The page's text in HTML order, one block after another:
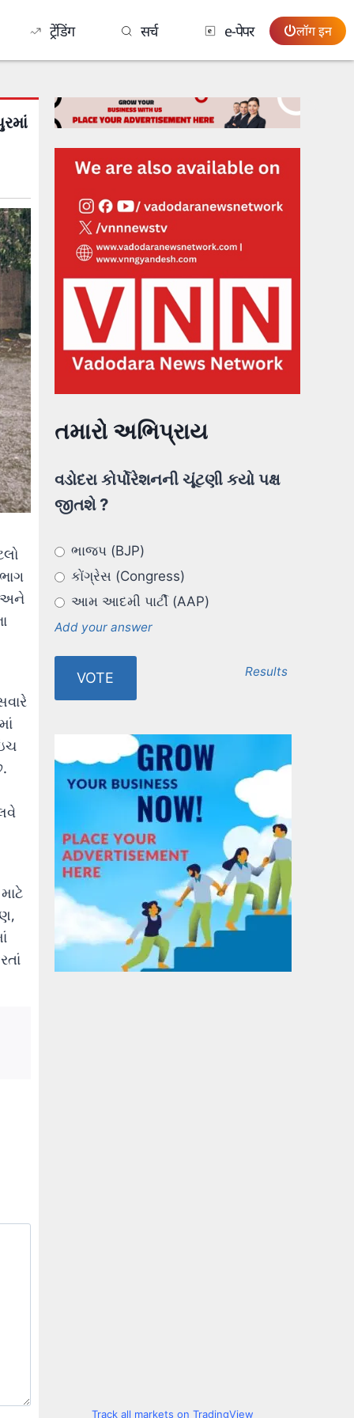
ट्रेंडिंग सर्च e-पेपर लॉग इन
અને
તમારો અભિપ્રાય
વડોદરા કોર્પોરેશનની ચૂંટણી કયો પક્ષ
જીતશે ?
ભાજપ (BJP)
કોંગ્રેસ (Congress)
આમ આદમી પાર્ટી (AAP)
Add your answer
Results
Track all markets on TradingView